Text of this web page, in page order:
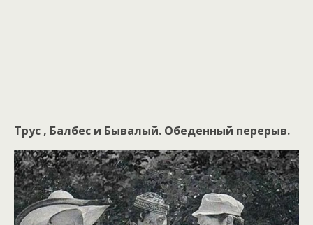
Трус , Балбес и Бывалый. Обеденный перерыв.